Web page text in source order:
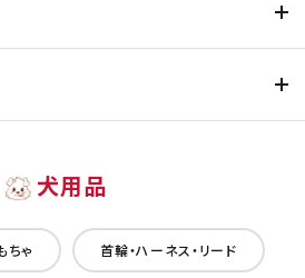
犬用品
ちゃ 首輪・ハーネス・リード